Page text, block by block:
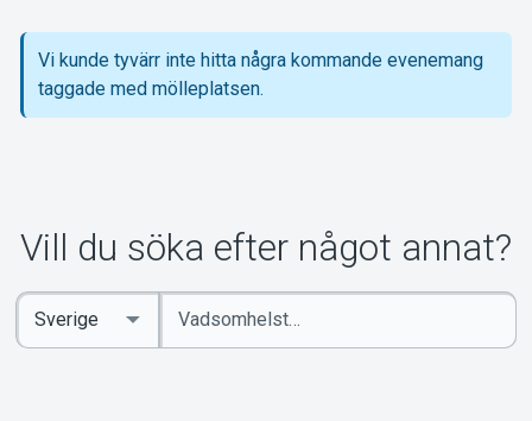
Om Tickster
Vi kunde tyvärr inte hitta några kommande evenemang
taggade med mölleplatsen.
Vill du söka efter något annat?
Ange
sökord
Select
Country